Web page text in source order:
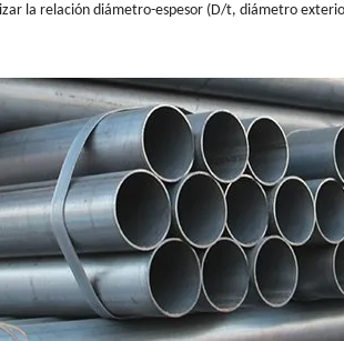
la relación diámetro-espesor (D/t, diámetro